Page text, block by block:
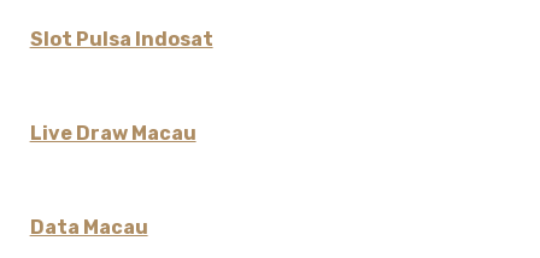
Slot Pulsa Indosat
Live Draw Macau
Data Macau